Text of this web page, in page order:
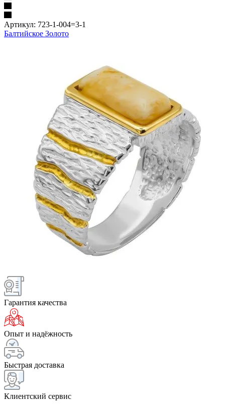
Артикул: 723-1-004=3-1
Балтийское Золото
Гарантия качества
Опыт и надёжность
Быстрая доставка
Клиентский сервис